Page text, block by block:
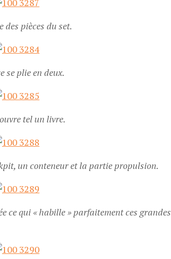
des pièces du set.
se plie en deux.
tel un livre.
un conteneur et la partie propulsion.
ce qui « habille » parfaitement ces grandes